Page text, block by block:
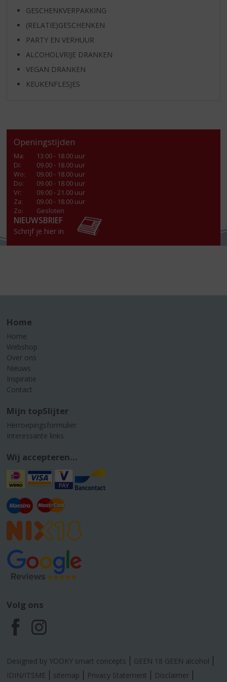
GESCHENKVERPAKKING
(RELATIE)GESCHENKEN
PARTY EN VERHUUR
ALCOHOLVRIJE DRANKEN
VEGAN DRANKEN
KEUKENFLESJES
Openingstijden
Ma:
13:00 - 18.00 uur
Di:
09.00 - 18.00 uur
Wo:
09.00 - 18.00 uur
Do:
09.00 - 18.00 uur
Vr:
09.00 - 21.00 uur
Za:
09.00 - 18.00 uur
Zo:
Gesloten
NIEUWSBRIEF
Schrijf je hier in
Home
Home
Webshop
Over ons
Nieuws
Inspiratie
Contact
Mijn topSlijter
Herroepingsformulier
Interessante links
Wij accepteren...
Volg ons
F
a
I
n
Designed by YOOKY smart concepts
GEEN 18 GEEN alcohol
IDIN/ITSME
sitemap Privacy Statement Disclaimer